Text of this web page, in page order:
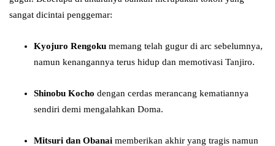
sangat dicintai penggemar:
Kyojuro Rengoku memang telah gugur di arc sebelumnya,
namun kenangannya terus hidup dan memotivasi Tanjiro.
Shinobu Kocho dengan cerdas merancang kematiannya
sendiri demi mengalahkan Doma.
Mitsuri dan Obanai memberikan akhir yang tragis namun